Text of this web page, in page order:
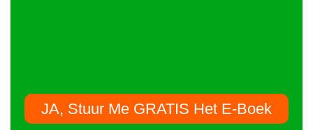
JA, Stuur Me GRATIS Het E-Boek